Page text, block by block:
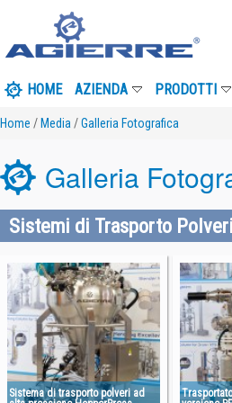
HOME AZIENDA PRODOTTI
Home / Media /Galleria Fotografica
Galleria
Sistemi di Trasporto Polveri
Sistema di trasporto polveri ad